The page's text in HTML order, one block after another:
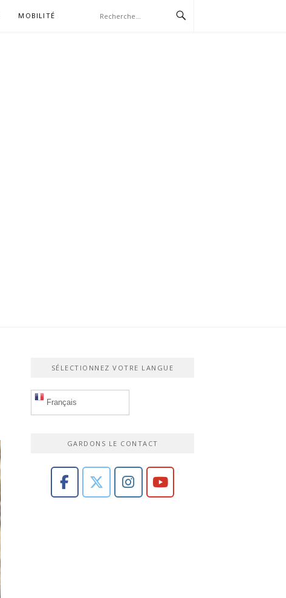
MOBILITÉ
SÉLECTIONNEZ VOTRE LANGUE
Français
GARDONS LE CONTACT